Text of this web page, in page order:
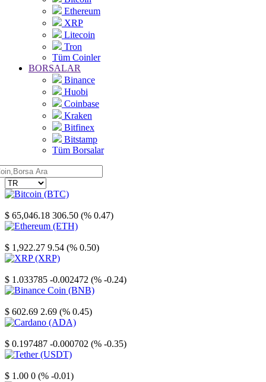
Ethereum
XRP
Litecoin
Tron
Tüm Coinler
BORSALAR
Binance
Huobi
Coinbase
Kraken
Bitfinex
Bitstamp
Tüm Borsalar
$ 65,046.18 306.50 (% 0.47)
$ 1,922.27 9.54 (% 0.50)
$ 1.033785 -0.002472 (% -0.24)
$ 602.69 2.69 (% 0.45)
$ 0.197487 -0.000702 (% -0.35)
$ 1.00 0 (% -0.01)